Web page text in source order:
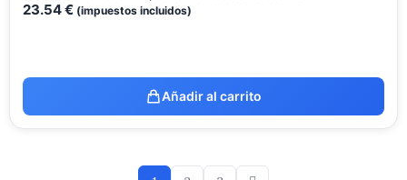
23.54€ (impuestos incluidos)
Añadir al carrito